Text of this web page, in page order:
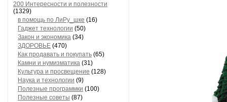
200 Интересности и полезности
(1329)
в помощь по ЛиРу_шке (16)
Гаджет технологии (50)
Закон и экономика (34)
ЗДОРОВЬЕ (470)
Как продавать и покупать (65)
Камни и нумизматика (31)
Культура и просвещение (128)
Наука и технологии (9)
Полезные программки (100)
Полезные советы (87)